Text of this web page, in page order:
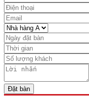
Đặt bàn